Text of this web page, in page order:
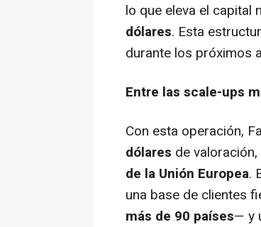
lo que eleva el capital
dólares. Esta
durante los próximos
Entre las scale-ups
Con esta operación,
dólares de
de la Unión Europea.
una base de clientes
más de 90 países— y